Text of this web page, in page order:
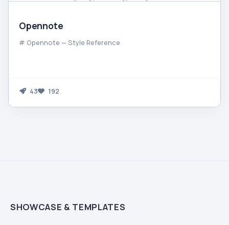
Opennote
# Opennote — Style Reference
43 192
SHOWCASE & TEMPLATES